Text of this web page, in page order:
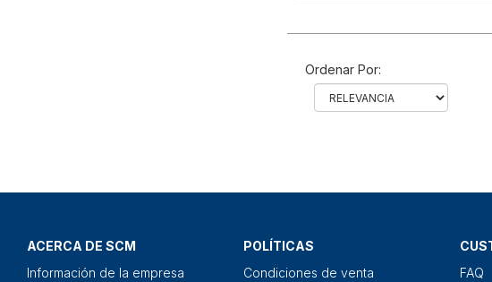
Ordenar Por:
ACERCA DE SCM
Información de la empresa
POLÍTICAS
Condiciones de venta
FAQ